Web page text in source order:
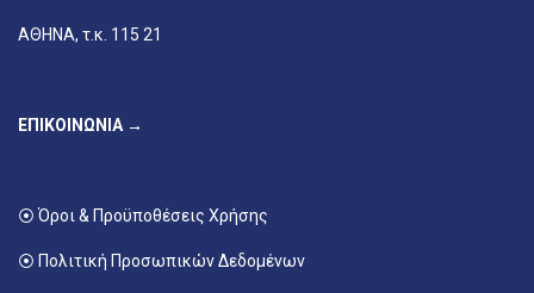
ΑΘΗΝΑ, τ.κ. 115 21
ΕΠΙΚΟΙΝΩΝΙΑ →
⦿ Όροι & Προϋποθέσεις Χρήσης
⦿ Πολιτική Προσωπικών Δεδομένων